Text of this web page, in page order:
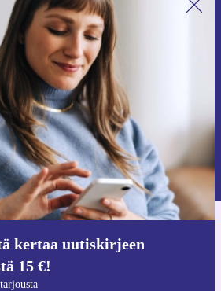
kertaa uutiskirjeen
15 €!
kertaa uutiskirjeen
ja säästä 15 €!
enää yhtäkään tarjousta.
etukuponki
käytöstä löydättietosuojaselosteestamme.
iOS:lle ja Androidille